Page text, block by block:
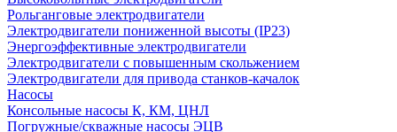
Рольганговые электродвигатели
Электродвигатели пониженной высоты (IP23)
Энергоэффективные электродвигатели
Электродвигатели с повышенным скольжением
Электродвигатели для привода станков-качалок
Насосы
Консольные насосы К, КМ, ЦНЛ
Погружные/скважные насосы ЭЦВ